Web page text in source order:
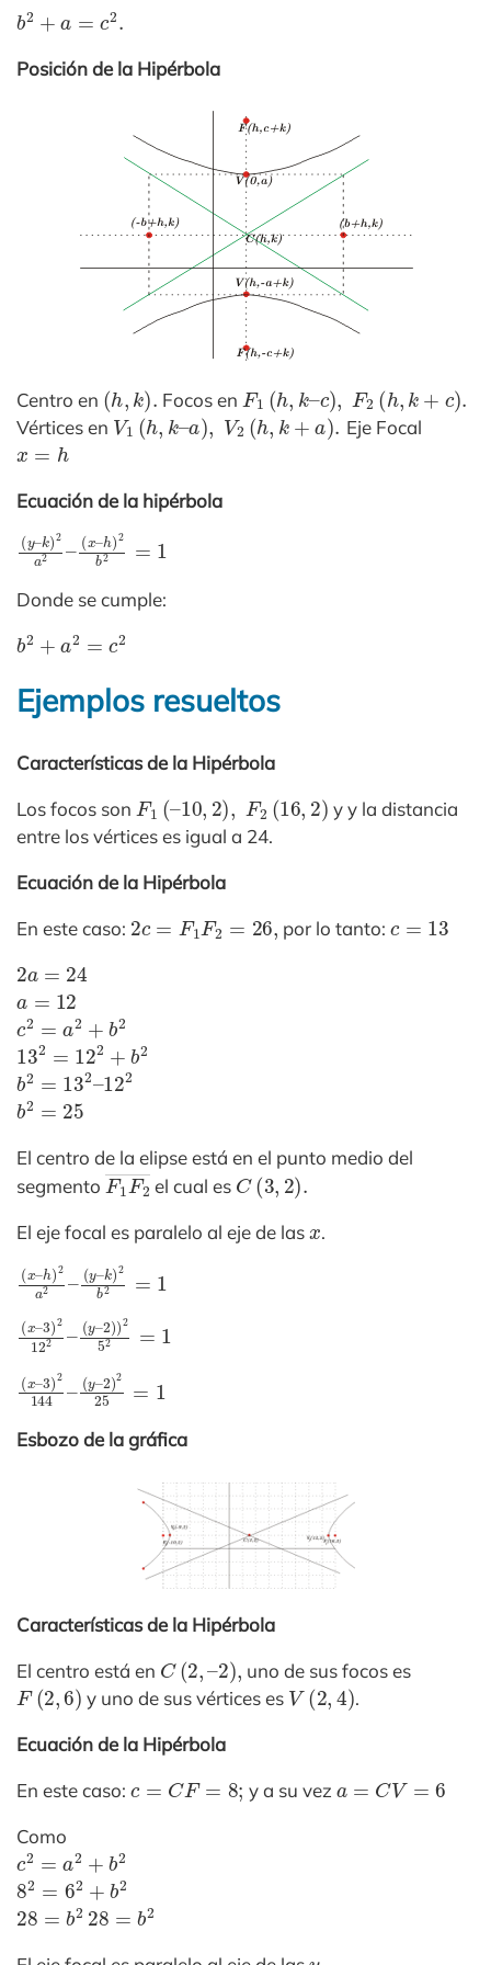
b2 .
Posición de la Hipérbola
Centro en (h k) . Focos en F1 (h – ,F 2(h k+ c
Vértices en V1(h k–a),V2(h,k +a ). Eje Focal
x=h
Ecuación de la hipérbola
(y–k) a2–(x
h)2b =1
Donde se cumple:
b2 2 2
Ejemplos resueltos
Características de la Hipérbola
Los focos son F1 (– 10 2) 2( 16 ,2 )
y y la distancia
entre los vértices es igual a 24.
Ecuación de la Hipérbola
En este caso: 2 1F2 26, por lo tanto:
13
2
24
a=
12
c2 a2+
2
132 =122 + b2
b2 132 –
12
b2 25
El centro de la elipse está en el punto medio del
segmento F1F2―
el cual es C( 3,2).
El eje focal es paralelo al eje de las .
(x–h)2 a2–(y
k)2b2 =1
(x–3) 122–(
2))25 =1
(x–3) 144–
2)225 =1
Esbozo de la gráfica
Características de la Hipérbola
El centro está en C( 2, 2), uno de sus focos es
F(2,6) y uno de sus vértices es V( 2,4) .
Ecuación de la Hipérbola
En este caso:
F=8 y a su vez V=6
Como
c2=a 2+
2
82 62 b 2
28
b2 28= b2